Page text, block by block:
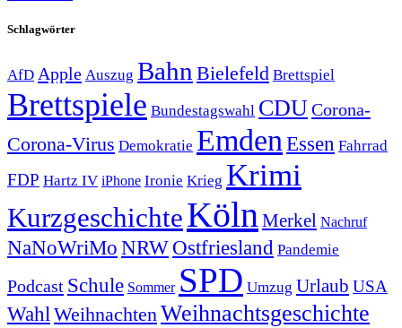
Schlagwörter
AfD Apple Auszug Bahn Bielefeld Brettspiel
Brettspiele Bundestagswahl CDUCorona-
Corona-Virus Demokratie Emden Essen Fahrrad
FDP Hartz IV iPhone Ironie Krieg Krimi
KurzgeschichteKölnMerkel Nachruf
NaNoWriMo NRWOstfriesland Pandemie
Podcast Schule Sommer SPD Umzug Urlaub USA
WahlWeihnachtenWeihnachtsgeschichte